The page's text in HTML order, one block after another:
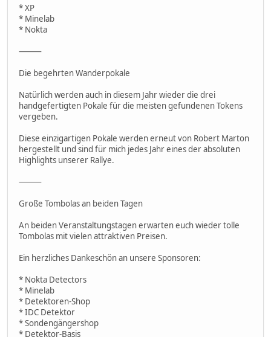
* XP
* Minelab
* Nokta
⸻
Die begehrten Wanderpokale
Natürlich werden auch in diesem Jahr wieder die drei
handgefertigten Pokale für die meisten gefundenen Tokens
vergeben.
Diese einzigartigen Pokale werden erneut von Robert Marton
hergestellt und sind für mich jedes Jahr eines der absoluten
Highlights unserer Rallye.
⸻
Große Tombolas an beiden Tagen
An beiden Veranstaltungstagen erwarten euch wieder tolle
Tombolas mit vielen attraktiven Preisen.
Ein herzliches Dankeschön an unsere Sponsoren:
* Nokta Detectors
* Minelab
* Detektoren-Shop
* IDC Detektor
* Sondengängershop
* Detektor-Basis